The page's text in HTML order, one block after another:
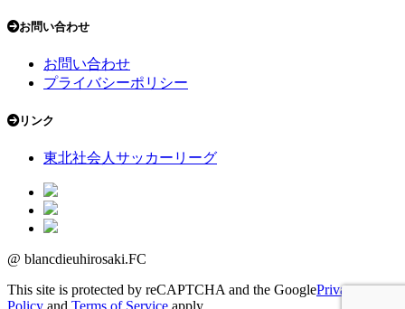
お問い合わせ
お問い合わせ
プライバシーポリシー
リンク
東北社会人サッカーリーグ
@ blancdieuhirosaki.FC
This site is protected by reCAPTCHA and the GooglePrivacy